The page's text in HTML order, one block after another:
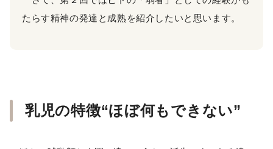
たらす精神の発達と成熟を紹介したいと思います。
乳児の特徴“ほぼ何もできない”